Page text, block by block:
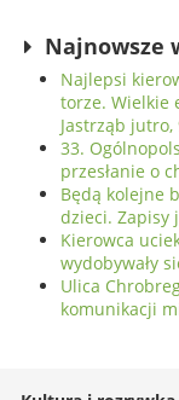
Najnowsze
Najlepsi
torze. Wielkie
Jastrząb jutro,
33.
przesłanie o
Będą kolejne
dzieci. Zapisy
Kierowca
wydobywały
Ulica
komunikacji